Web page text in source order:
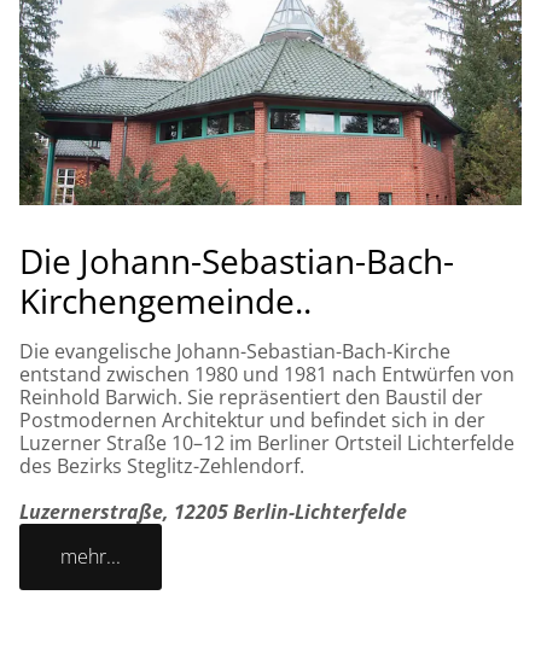
Die Johann-Sebastian-Bach-
Kirchengemeinde..
Die evangelische Johann-Sebastian-Bach-Kirche
entstand zwischen 1980 und 1981 nach Entwürfen von
Reinhold Barwich. Sie repräsentiert den Baustil der
Postmodernen Architektur und befindet sich in der
Luzerner Straße 10–12 im Berliner Ortsteil Lichterfelde
des Bezirks Steglitz-Zehlendorf.
Luzernerstraße, 12205 Berlin-Lichterfelde
mehr...